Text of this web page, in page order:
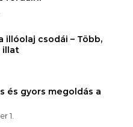
illóolaj csodái – Több,
illat
és gyors megoldás a
1.